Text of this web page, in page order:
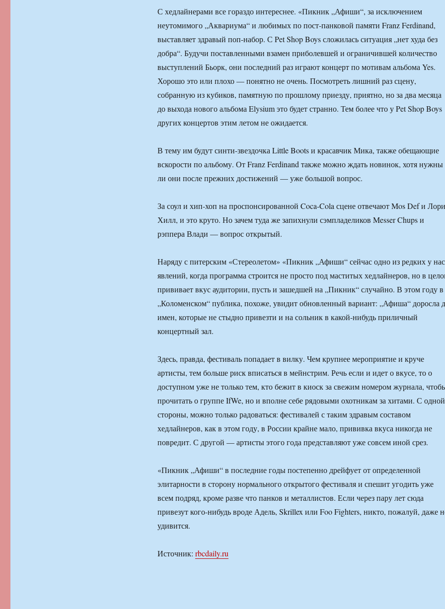
С хедлайнерами все гораздо интереснее. «Пикник „Афиши“, за исключением
неутомимого „Аквариума“ и любимых по пост-панковой памяти Franz Ferdinand,
выставляет здравый поп-набор. С Pet Shop Boys сложилась ситуация „нет худа без
добра“. Будучи поставленными взамен приболевшей и ограничившей количество
выступлений Бьорк, они последний раз играют концерт по мотивам альбома Yes.
Хорошо это или плохо — понятно не очень. Посмотреть лишний раз сцену,
собранную из кубиков, памятную по прошлому приезду, приятно, но за два месяца
до выхода нового альбома Elysium это будет странно. Тем более что у Pet Shop Boys
других концертов этим летом не ожидается.
В тему им будут синти-звездочка Little Boots и красавчик Мика, также обещающие
вскорости по альбому. От Franz Ferdinand также можно ждать новинок, хотя нужны
ли они после прежних достижений — уже большой вопрос.
За соул и хип-хоп на проспонсированной Coca-Cola сцене отвечают Mos Def и
Хилл, и это круто. Но зачем туда же запихнули сэмпладеликов Messer Chups и
рэппера Влади — вопрос открытый.
Наряду с питерским «Стереолетом» «Пикник „Афиши“ сейчас одно из редких у нас
явлений, когда программа строится не просто под маститых хедлайнеров, но в
прививает вкус аудитории, пусть и зашедшей на „Пикник“ случайно. В этом году в
„Коломенском“ публика, похоже, увидит обновленный вариант: „Афиша“ доросла
имен, которые не стыдно привезти и на сольник в какой-нибудь приличный
концертный зал.
Здесь, правда, фестиваль попадает в вилку. Чем крупнее мероприятие и круче
артисты, тем больше риск вписаться в мейнстрим. Речь если и идет о вкусе, то о
доступном уже не только тем, кто бежит в киоск за свежим номером журнала,
прочитать о группе IfWe, но и вполне себе рядовыми охотникам за хитами. С одной
стороны, можно только радоваться: фестивалей с таким здравым составом
хедлайнеров, как в этом году, в России крайне мало, прививка вкуса никогда не
повредит. С другой — артисты этого года представляют уже совсем иной срез.
«Пикник „Афиши“ в последние годы постепенно дрейфует от определенной
элитарности в сторону нормального открытого фестиваля и спешит угодить уже
всем подряд, кроме разве что панков и металлистов. Если через пару лет сюда
привезут кого-нибудь вроде Адель, Skrillex или Foo Fighters, никто, пожалуй, даже
удивится.
Источник: rbcdaily.ru